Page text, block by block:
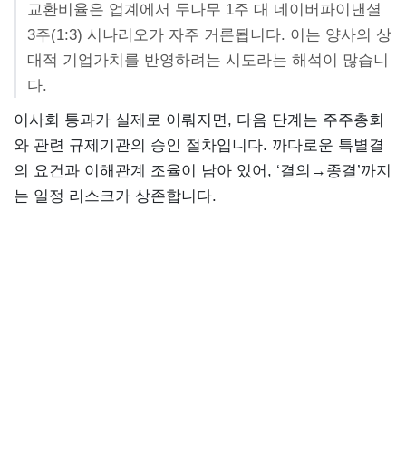
교환비율은 업계에서 두나무 1주 대 네이버파이낸셜
3주(1:3) 시나리오가 자주 거론됩니다. 이는 양사의 상
대적 기업가치를 반영하려는 시도라는 해석이 많습니
다.
이사회 통과가 실제로 이뤄지면, 다음 단계는 주주총회
와 관련 규제기관의 승인 절차입니다. 까다로운 특별결
의 요건과 이해관계 조율이 남아 있어, ‘결의→종결’까지
는 일정 리스크가 상존합니다.